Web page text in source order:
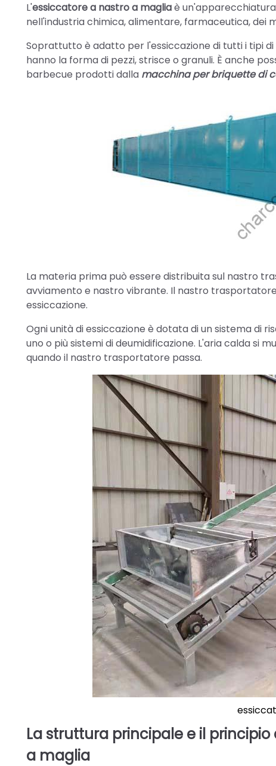
L'essiccatore a nastro a magliaè
nell'industria chimica, alimentare, farmaceutica, dei
Soprattutto è adatto per l'essiccazione di tutti i tipi
hanno la forma di pezzi, strisce o granuli. È anche
barbecue prodotti dalla macchina per briquette di
La materia prima può essere distribuita sul nastro
avviamento e nastro vibrante. Il nastro
essiccazione.
Ogni unità di essiccazione è dotata di un sistema di
uno o più sistemi di deumidificazione. L'aria calda si
quando il nastro trasportatore passa.
La struttura principale e il
a maglia